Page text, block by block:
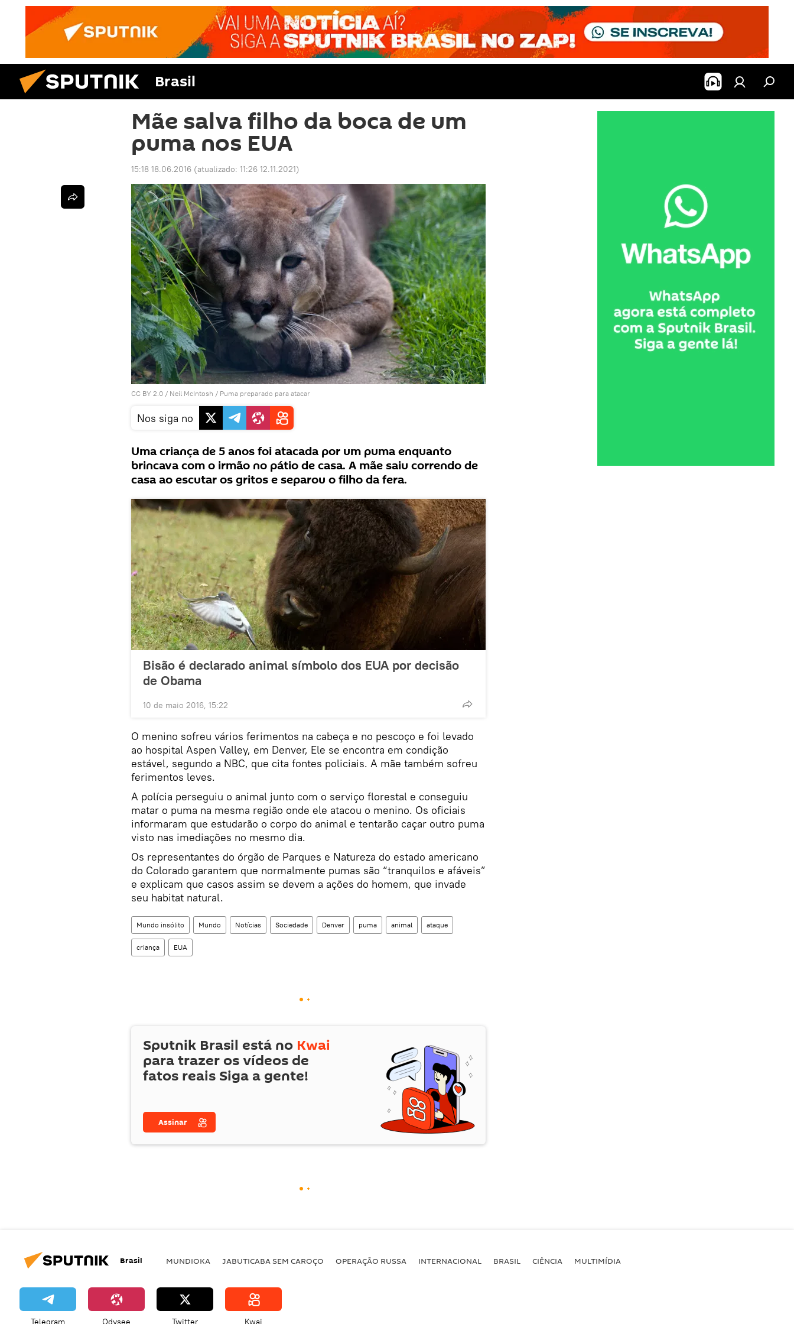
Brasil
Mãe salva filho da boca de um
puma nos EUA
15:18 18.06.2016 (atualizado: 11:26 12.11.2021)
CC BY 2.0 / Neil McIntosh / Puma preparado para atacar
Nos siga no
Uma criança de 5 anos foi atacada por um puma enquanto
brincava com o irmão no pátio de casa. A mãe saiu correndo de
casa ao escutar os gritos e separou o filho da fera.
Bisão é declarado animal símbolo dos EUA por decisão
de Obama
10 de maio 2016, 15:22
O menino sofreu vários ferimentos na cabeça e no pescoço e foi levado
ao hospital Aspen Valley, em Denver, Ele se encontra em condição
estável, segundo a NBC, que cita fontes policiais. A mãe também sofreu
ferimentos leves.
A polícia perseguiu o animal junto com o serviço florestal e conseguiu
matar o puma na mesma região onde ele atacou o menino. Os oficiais
informaram que estudarão o corpo do animal e tentarão caçar outro puma
visto nas imediações no mesmo dia.
Os representantes do órgão de Parques e Natureza do estado americano
do Colorado garantem que normalmente pumas são “tranquilos e afáveis”
e explicam que casos assim se devem a ações do homem, que invade
seu habitat natural.
Mundo insólito Mundo Notícias Sociedade Denver puma animal ataque
criança EUA
Sputnik Brasil está no Kwai
para trazer os vídeos de
fatos reais Siga a gente!
Assinar
Brasil MUNDIOKA JABUTICABA SEM CAROÇO OPERAÇÃO RUSSA INTERNACIONAL BRASIL CIÊNCIA MULTIMÍDIA